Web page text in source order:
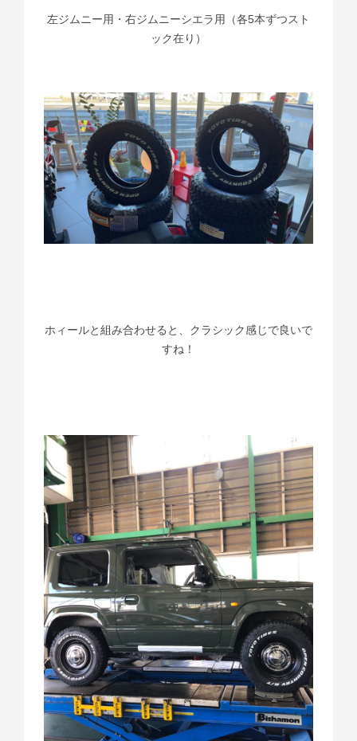
左ジムニー用・右ジムニーシエラ用（各5本ずつスト
ック在り）
ホィールと組み合わせると、クラシック感じで良いで
すね！